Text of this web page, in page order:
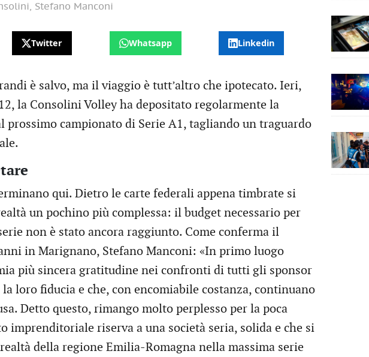
Stefano Manconi
Twitter Whatsapp Linkedin
è salvo, ma il viaggio è tutt’altro che ipotecato. Ieri,
la Consolini Volley ha depositato regolarmente la
prossimo campionato di Serie A1, tagliando un traguardo
qui. Dietro le carte federali appena timbrate si
un pochino più complessa: il budget necessario per
non è stato ancora raggiunto. Come conferma il
in Marignano, Stefano Manconi: «In primo luogo
più sincera gratitudine nei confronti di tutti gli sponsor
loro fiducia e che, con encomiabile costanza, continuano
Detto questo, rimango molto perplesso per la poca
imprenditoriale riserva a una società seria, solida e che si
della regione Emilia-Romagna nella massima serie